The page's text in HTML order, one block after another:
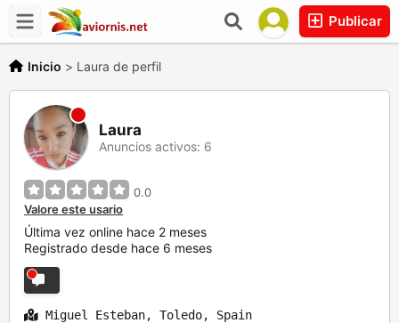
Publicar
Inicio > Laura de perfil
Laura
Anuncios activos: 6
0.0
Valore este usario
Última vez online hace 2 meses
Registrado desde hace 6 meses
Miguel Esteban, Toledo, Spain